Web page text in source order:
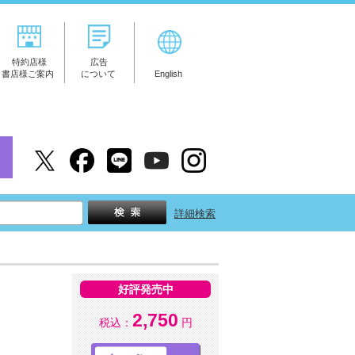
特約店様
書店様ご案内
広告
について
English
詳細検索
好評発売中
税込： 2,750 円